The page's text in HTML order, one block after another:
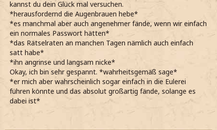
kannst du dein Glück mal versuchen.
*herausfordernd die Augenbrauen hebe*
*es manchmal aber auch angenehmer fände, wenn wir einfach
ein normales Passwort hätten*
*das Rätselraten an manchen Tagen nämlich auch einfach
satt habe*
*ihn angrinse und langsam nicke*
Okay, ich bin sehr gespannt. *wahrheitsgemäß sage*
*er mich aber wahrscheinlich sogar einfach in die Eulerei
führen könnte und das absolut großartig fände, solange es
dabei ist*